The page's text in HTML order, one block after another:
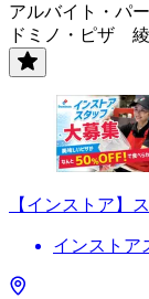
アルバイト・パ
ドミノ・ピザ
【インストア】
インストア